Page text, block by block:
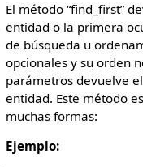
El método “find_first”
entidad o la primera
de búsqueda u
opcionales y su orden
parámetros devuelve
entidad. Este método
muchas formas:
Ejemplo: